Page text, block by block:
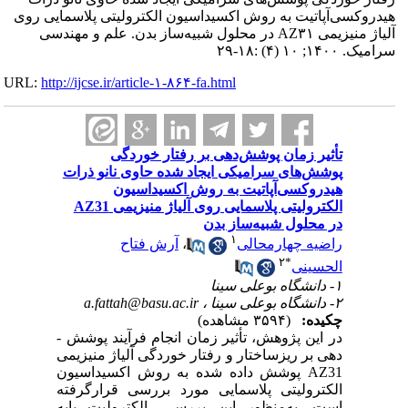
هیدروکسی‌آپاتیت به روش اکسیداسیون الکترولیتی پلاسمایی روی
آلیاژ منیزیمی AZ۳۱ در محلول شبیه‌ساز بدن. علم و مهندسی
سرامیک. ۱۴۰۰; ۱۰ (۴) :۱۸-۲۹
URL:http://ijcse.ir/article-۱-۸۶۴-fa.html
تأثیر زمان پوشش‌دهی بر رفتار خوردگی
پوشش‌های سرامیکی ایجاد شده حاوی نانو ذرات
هیدروکسی‌آپاتیت به روش اکسیداسیون
الکترولیتی پلاسمایی روی آلیاژ منیزیمی AZ31
در محلول شبیه‌ساز بدن
راضیه چهارمحالی
،آرش فتاح
الحسینی
۲
۲- دانشگاه بوعلی سینا ،
a.fattah@basu.ac.ir
چکیده:
در این پژوهش، تأثیر زمان انجام فرآیند پوشش ­
دهی بر ریزساختار و رفتار خوردگی آلیاژ منیزیمی
AZ31پوشش داده شده به روش اکسیداسیون
الکترولیتی پلاسمایی مورد بررسی قرارگرفته